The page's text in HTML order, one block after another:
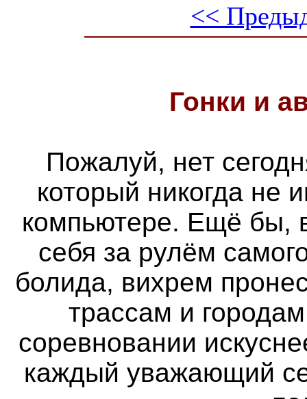
<<
Гонки и
Пожалуй, нет
который никогда не
компьютере. Ещё бы,
себя за рулём
болида, вихрем
трассам и
соревновании
каждый уважающий